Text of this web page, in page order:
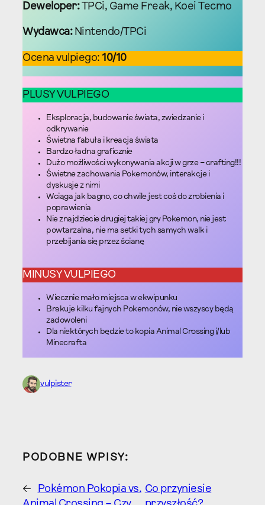
Deweloper:TPCi, Game Freak, Koei Tecmo
Wydawca: Nintendo/TPCi
Ocena vulpiego: 10/10
PLUSY VULPIEGO
Eksploracja, budowanie świata, zwiedzanie i
odkrywanie
Świetna fabuła i kreacja świata
Bardzo ładna graficznie
Dużo możliwości wykonywania akcji w grze – crafting!!!
Świetne zachowania Pokemonów, interakcje i
dyskusje z nimi
Wciąga jak bagno, co chwile jest coś do zrobienia i
poprawienia
Nie znajdziecie drugiej takiej gry Pokemon, nie jest
powtarzalna, nie ma setki tych samych walk i
przebijania się przez ścianę
MINUSY VULPIEGO
Wiecznie mało miejsca w ekwipunku
Brakuje kilku fajnych Pokemonów, nie wszyscy będą
zadowoleni
Dla niektórych będzie to kopia Animal Crossing i/lub
Minecrafta
vulpister
PODOBNE WPISY:
←
Pokémon Pokopia vs. Co przyniesie